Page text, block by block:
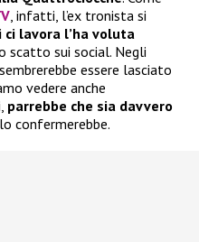
, infatti, l’ex tronista si
ci lavora l’ha voluta
scatto sui social. Negli
sembrerebbe essere lasciato
vedere anche
parrebbe che sia davvero
lo confermerebbe.